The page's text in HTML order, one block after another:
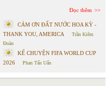
Đọc thêm
CÁM ƠN ĐẤT NƯỚC HOA KỲ -
THANK YOU, AMERICA
Trần Kiêm
Đoàn
KỂ CHUYỆN FIFA WORLD CUP
2026
Phan Tấn Uẩn